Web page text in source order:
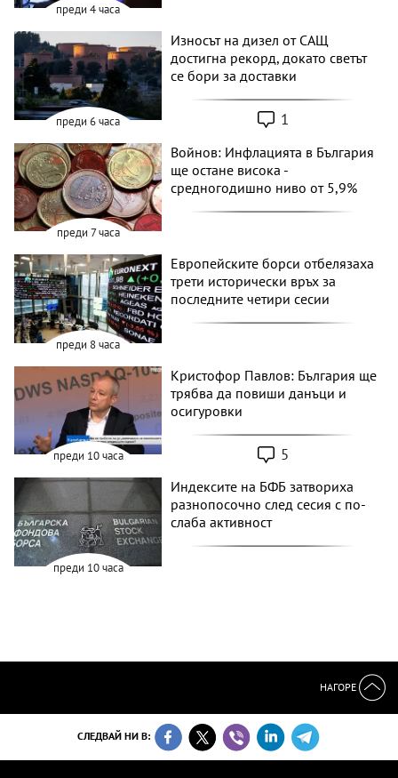
преди 4 часа
преди 6 часа
Износът на дизел от САЩ
достигна рекорд, докато светът
се бори за доставки
1
преди 7 часа
Войнов: Инфлацията в България
ще остане висока -
средногодишно ниво от 5,9%
преди 8 часа
Европейските борси отбелязаха
трети исторически връх за
последните четири сесии
преди 10 часа
Кристофор Павлов: България ще
трябва да повиши данъци и
осигуровки
5
преди 10 часа
Индексите на БФБ затвориха
разнопосочно след сесия с по-
слаба активност
НАГОРЕ
СЛЕДВАЙ НИ В: